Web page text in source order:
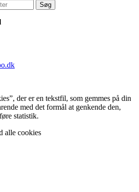
Søg
der er en tekstfil, som gemmes på din
med det formål at genkende den,
statistik.
alle cookies